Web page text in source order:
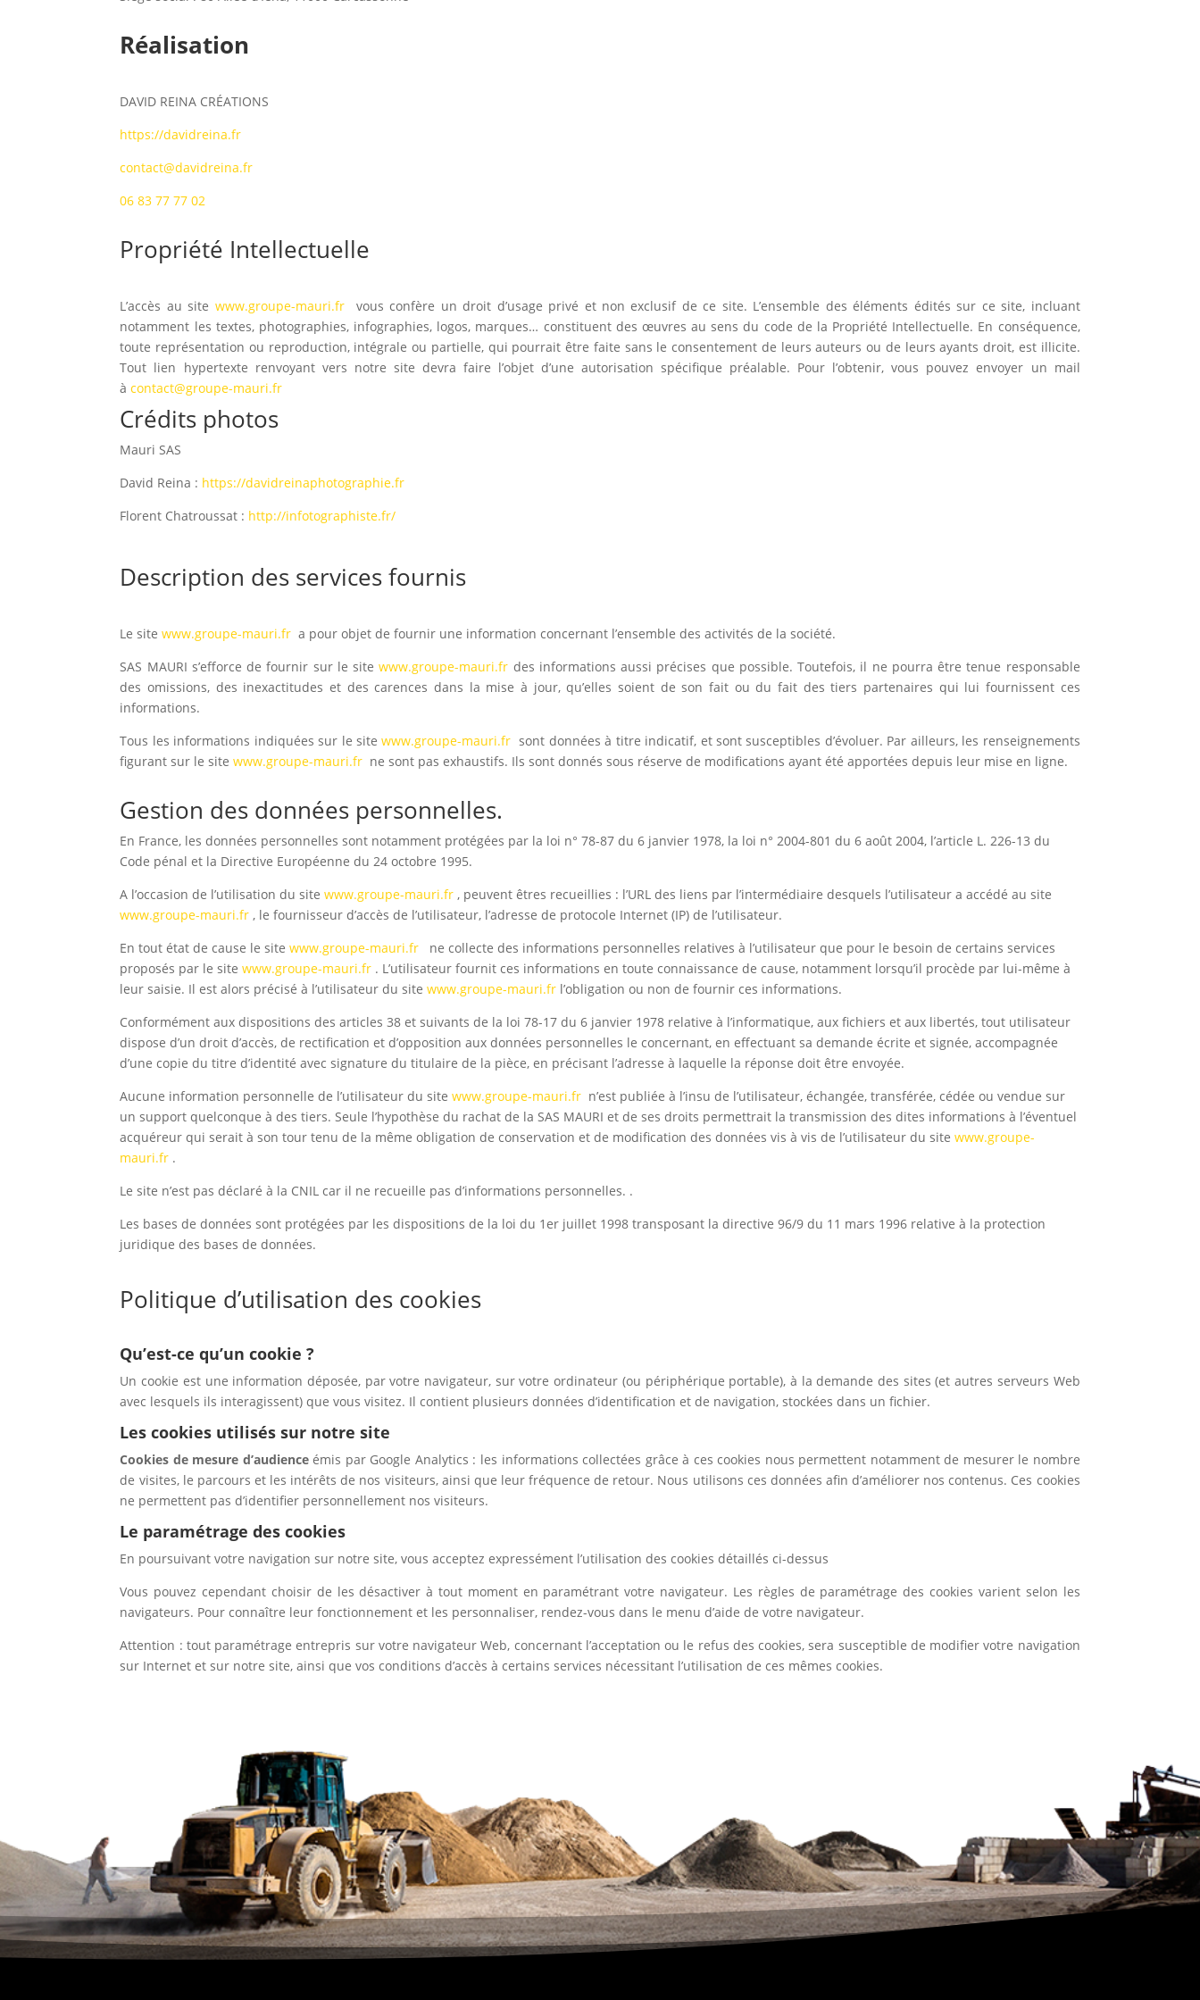
Réalisation
DAVID REINA CRÉATIONS
https://davidreina.fr
contact@davidreina.fr
06 83 77 77 02
Propriété Intellectuelle
L’accès au site www.groupe-mauri.frvous confère un droit d’usage privé et non exclusif de ce site. L’ensemble des éléments édités sur ce site, incluant
notamment les textes, photographies, infographies, logos, marques… constituent des œuvres au sens du code de la Propriété Intellectuelle. En conséquence,
toute représentation ou reproduction, intégrale ou partielle, qui pourrait être faite sans le consentement de leurs auteurs ou de leurs ayants droit, est illicite.
Tout lien hypertexte renvoyant vers notre site devra faire l’objet d’une autorisation spécifique préalable. Pour l’obtenir, vous pouvez envoyer un mail
àcontact@groupe-mauri.fr
Crédits photos
Mauri SAS
David Reina : https://davidreinaphotographie.fr
Florent Chatroussat : http://infotographiste.fr/
Description des services fournis
Le sitewww.groupe-mauri.fr a pour objet de fournir une information concernant l’ensemble des activités de la société.
SAS MAURI s’efforce de fournir sur le site www.groupe-mauri.fr des informations aussi précises que possible. Toutefois, il ne pourra être tenue responsable
des omissions, des inexactitudes et des carences dans la mise à jour, qu’elles soient de son fait ou du fait des tiers partenaires qui lui fournissent ces
informations.
Tous les informations indiquées sur le site www.groupe-mauri.fr sont données à titre indicatif, et sont susceptibles d’évoluer. Par ailleurs, les renseignements
figurant sur le site www.groupe-mauri.fr ne sont pas exhaustifs. Ils sont donnés sous réserve de modifications ayant été apportées depuis leur mise en ligne.
Gestion des données personnelles.
En France, les données personnelles sont notamment protégées par la loi n° 78-87 du 6 janvier 1978, la loi n° 2004-801 du 6 août 2004, l’article L. 226-13 du
Code pénal et la Directive Européenne du 24 octobre 1995.
A l’occasion de l’utilisation du site www.groupe-mauri.fr , peuvent êtres recueillies : l’URL des liens par l’intermédiaire desquels l’utilisateur a accédé au site
www.groupe-mauri.fr , le fournisseur d’accès de l’utilisateur, l’adresse de protocole Internet (IP) de l’utilisateur.
En tout état de cause le sitewww.groupe-mauri.fr
ne collecte des informations personnelles relatives à l’utilisateur que pour le besoin de certains services
proposés par le site www.groupe-mauri.fr . L’utilisateur fournit ces informations en toute connaissance de cause, notamment lorsqu’il procède par lui-même à
leur saisie. Il est alors précisé à l’utilisateur du site www.groupe-mauri.fr l’obligation ou non de fournir ces informations.
Conformément aux dispositions des articles 38 et suivants de la loi 78-17 du 6 janvier 1978 relative à l’informatique, aux fichiers et aux libertés, tout utilisateur
dispose d’un droit d’accès, de rectification et d’opposition aux données personnelles le concernant, en effectuant sa demande écrite et signée, accompagnée
d’une copie du titre d’identité avec signature du titulaire de la pièce, en précisant l’adresse à laquelle la réponse doit être envoyée.
Aucune information personnelle de l’utilisateur du site www.groupe-mauri.fr n’est publiée à l’insu de l’utilisateur, échangée, transférée, cédée ou vendue sur
un support quelconque à des tiers. Seule l’hypothèse du rachat de la SAS MAURI et de ses droits permettrait la transmission des dites informations à l’éventuel
acquéreur qui serait à son tour tenu de la même obligation de conservation et de modification des données vis à vis de l’utilisateur du site www.groupe-
mauri.fr .
Le site n’est pas déclaré à la CNIL car il ne recueille pas d’informations personnelles. .
Les bases de données sont protégées par les dispositions de la loi du 1er juillet 1998 transposant la directive 96/9 du 11 mars 1996 relative à la protection
juridique des bases de données.
Politique d’utilisation des cookies
Qu’est-ce qu’un cookie ?
Un cookie est une information déposée, par votre navigateur, sur votre ordinateur (ou périphérique portable), à la demande des sites (et autres serveurs Web
avec lesquels ils interagissent) que vous visitez. Il contient plusieurs données d’identification et de navigation, stockées dans un fichier.
Les cookies utilisés sur notre site
Cookies de mesure d’audience émis par Google Analytics : les informations collectées grâce à ces cookies nous permettent notamment de mesurer le nombre
de visites, le parcours et les intérêts de nos visiteurs, ainsi que leur fréquence de retour. Nous utilisons ces données afin d’améliorer nos contenus. Ces cookies
ne permettent pas d’identifier personnellement nos visiteurs.
Le paramétrage des cookies
En poursuivant votre navigation sur notre site, vous acceptez expressément l’utilisation des cookies détaillés ci-dessus
Vous pouvez cependant choisir de les désactiver à tout moment en paramétrant votre navigateur. Les règles de paramétrage des cookies varient selon les
navigateurs. Pour connaître leur fonctionnement et les personnaliser, rendez-vous dans le menu d’aide de votre navigateur.
Attention : tout paramétrage entrepris sur votre navigateur Web, concernant l’acceptation ou le refus des cookies, sera susceptible de modifier votre navigation
sur Internet et sur notre site, ainsi que vos conditions d’accès à certains services nécessitant l’utilisation de ces mêmes cookies.